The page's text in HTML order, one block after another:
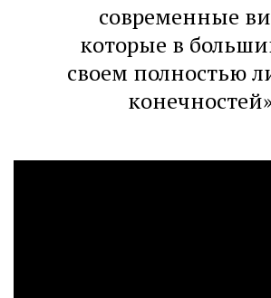
современные
которые в
своем полностью